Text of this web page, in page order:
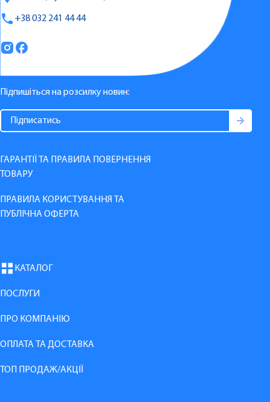
+38 032 241 44 44
Підпишіться на розсилку новин:
ГАРАНТІЇ ТА ПРАВИЛА ПОВЕРНЕННЯ
ТОВАРУ
ПРАВИЛА КОРИСТУВАННЯ ТА
ПУБЛІЧНА ОФЕРТА
КАТАЛОГ
ПОСЛУГИ
ПРО КОМПАНІЮ
ОПЛАТА ТА ДОСТАВКА
ТОП ПРОДАЖ/АКЦІЇ